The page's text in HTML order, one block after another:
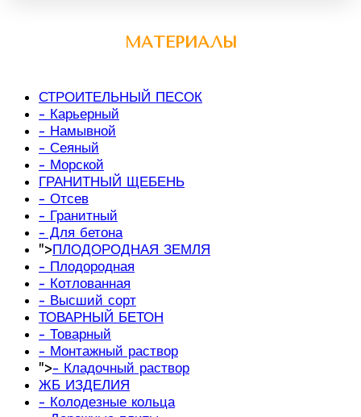
МАТЕРИАЛЫ
СТРОИТЕЛЬНЫЙ ПЕСОК
- Карьерный
- Намывной
- Сеяный
- Морской
ГРАНИТНЫЙ ЩЕБЕНЬ
- Отсев
- Гранитный
- Для бетона
">ПЛОДОРОДНАЯ ЗЕМЛЯ
- Плодородная
- Котлованная
- Высший сорт
ТОВАРНЫЙ БЕТОН
- Товарный
- Монтажный раствор
">- Кладочный раствор
ЖБ ИЗДЕЛИЯ
- Колодезные кольца